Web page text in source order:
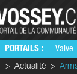
PORTAILS : Valve
Actualité